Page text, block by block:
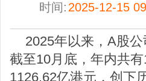
时间: 2025-12-15
2025年以来，A股
截至10月底，年内共
1126.62亿港元，创下